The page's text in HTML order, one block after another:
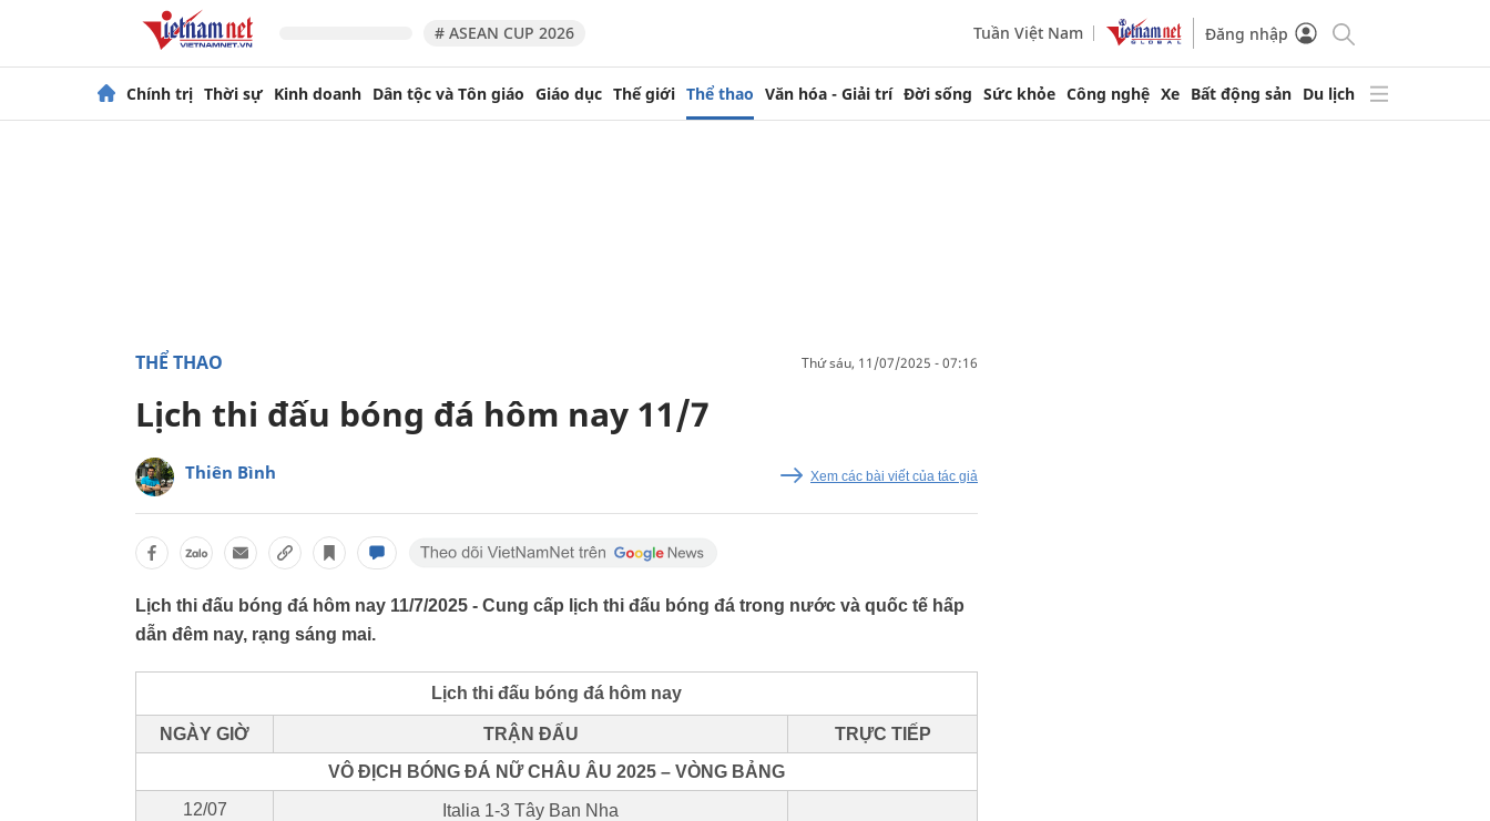
# ASEAN CUP 2026 Tuần Việt Nam Đăng nhập
Chính trị Thời sự Kinh doanh Dân tộc và Tôn giáo Giáo dục Thế giới Thể thao Văn hóa - Giải trí Đời sống Sức khỏe Công nghệ Xe Bất động sản Du lịch
THỂ THAO thứ sáu, 11/07/2025 - 07:16
Lịch thi đấu bóng đá hôm nay 11/7
Thiên Bình Xem các bài viết của tác giả
Lịch thi đấu bóng đá hôm nay 11/7/2025 - Cung cấp lịch thi đấu bóng đá trong nước và quốc tế hấp
dẫn đêm nay, rạng sáng mai.
Lịch thi đấu bóng đá hôm nay
NGÀY GIỜ TRẬN ĐẤU
TRỰC TIẾP
VÔ ĐỊCH BÓNG ĐÁ NỮ CHÂU ÂU 2025 – VÒNG BẢNG
12/07
Italia 1-3 Tây Ban Nha